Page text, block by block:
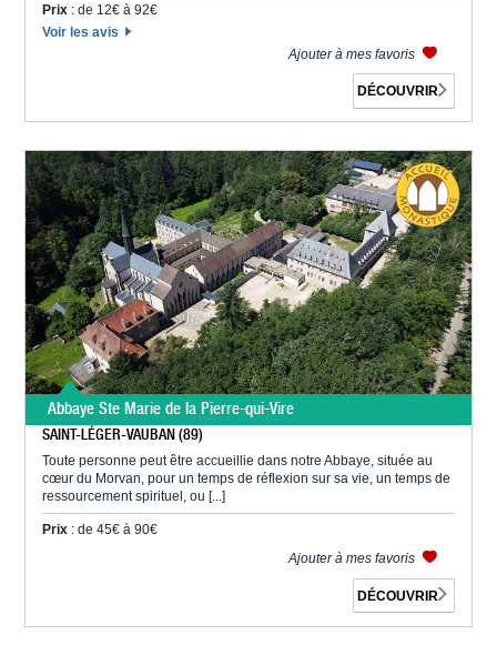
Prix : de 12€ à 92€
Voir les avis
Ajouter à mes favoris
DÉCOUVRIR
Abbaye Ste Marie de la Pierre-qui-Vire
SAINT-LÉGER-VAUBAN (89)
Toute personne peut être accueillie dans notre Abbaye, située au
cœur du Morvan, pour un temps de réflexion sur sa vie, un temps de
ressourcement spirituel, ou [...]
Prix : de 45€ à 90€
Ajouter à mes favoris
DÉCOUVRIR